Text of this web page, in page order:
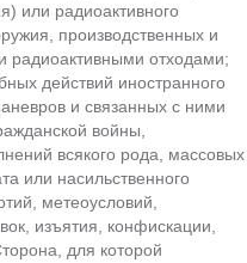
или радиоактивного
производственных и
радиоактивными отходами;
действий иностранного
и связанных с ними
войны,
всякого рода, массовых
или насильственного
метеоусловий,
изъятия, конфискации,
для которой